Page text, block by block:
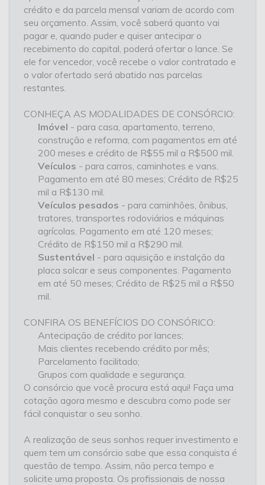
crédito e da parcela mensal variam de acordo com
seu orçamento. Assim, você saberá quanto vai
pagar e, quando puder e quiser antecipar o
recebimento do capital, poderá ofertar o lance. Se
ele for vencedor, você recebe o valor contratado e
o valor ofertado será abatido nas parcelas
restantes.
CONHEÇA AS MODALIDADES DE CONSÓRCIO:
Imóvel - para casa, apartamento, terreno,
construção e reforma, com pagamentos em até
200 meses e crédito de R$55 mil a R$500 mil.
Veículos - para carros, caminhotes e vans.
Pagamento em até 80 meses; Crédito de R$25
mil a R$130 mil.
Veículos pesados - para caminhões, ônibus,
tratores, transportes rodoviários e máquinas
agrícolas. Pagamento em até 120 meses;
Crédito de R$150 mil a R$290 mil.
Sustentável - para aquisição e instalção da
placa solcar e seus componentes. Pagamento
em até 50 meses; Crédito de R$25 mil a R$50
mil.
CONFIRA OS BENEFÍCIOS DO CONSÓRICO:
Antecipação de crédito por lances;
Mais clientes recebendo crédito por mês;
Parcelamento facilitado;
Grupos com qualidade e segurança.
O consórcio que você procura está aqui! Faça uma
cotação agora mesmo e descubra como pode ser
fácil conquistar o seu sonho.
A realização de seus sonhos requer investimento e
quem tem um consórcio sabe que essa conquista é
questão de tempo. Assim, não perca tempo e
solicite uma proposta. Os profissionais de nossa